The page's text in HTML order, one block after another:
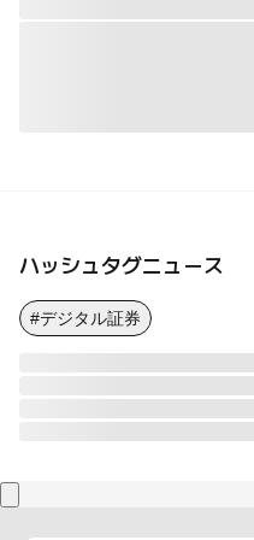
ハッシュタグニュース
#デジタル証券